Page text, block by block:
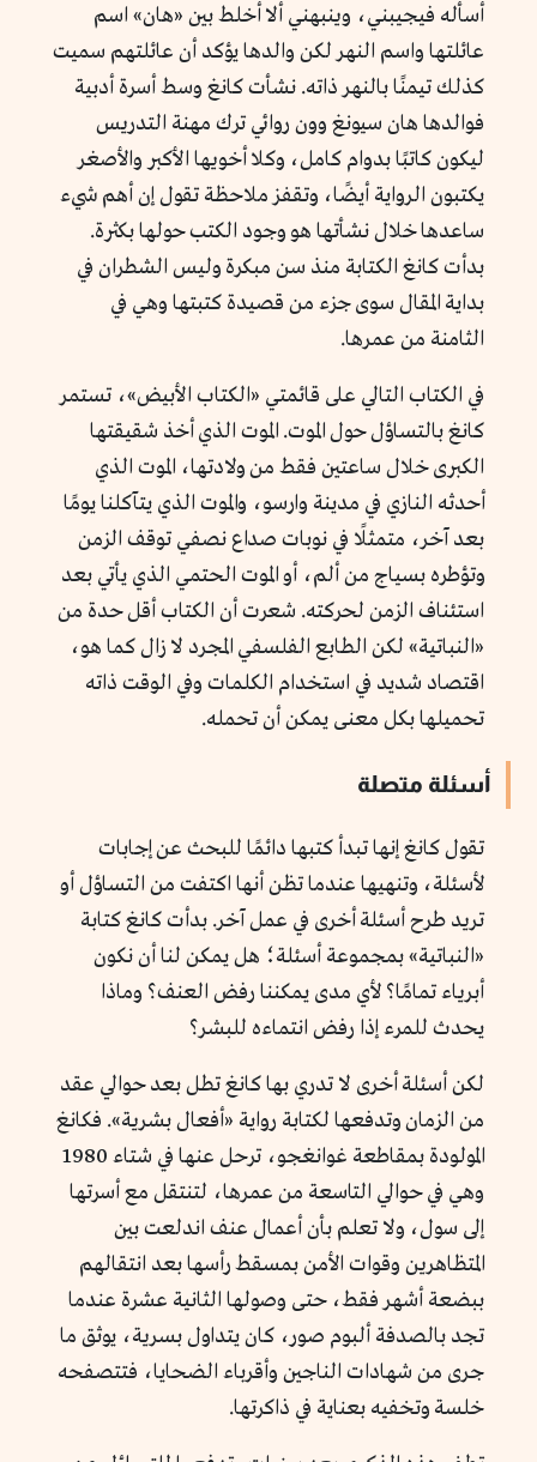
أسأله فيجيبني، وينبهني ألا أخلط بين «هان» اسم
عائلتها واسم النهر لكن والدها يؤكد أن عائلتهم سميت
كذلك تيمنًا بالنهر ذاته. نشأت كانغ وسط أسرة أدبية
فوالدها هان سيونغ وون روائي ترك مهنة التدريس
ليكون كاتبًا بدوام كامل، وكلا أخويها الأكبر والأصغر
يكتبون الرواية أيضًا، وتقفز ملاحظة تقول إن أهم شيء
ساعدها خلال نشأتها هو وجود الكتب حولها بكثرة.
بدأت كانغ الكتابة منذ سن مبكرة وليس الشطران في
بداية المقال سوى جزء من قصيدة كتبتها وهي في
الثامنة من عمرها.
في الكتاب التالي على قائمتي «الكتاب الأبيض»، تستمر
كانغ بالتساؤل حول الموت. الموت الذي أخذ شقيقتها
الكبرى خلال ساعتين فقط من ولادتها، الموت الذي
أحدثه النازي في مدينة وارسو، والموت الذي يتآكلنا يومًا
بعد آخر، متمثلًا في نوبات صداع نصفي توقف الزمن
وتؤطره بسياج من ألم، أو الموت الحتمي الذي يأتي بعد
استئناف الزمن لحركته. شعرت أن الكتاب أقل حدة من
«النباتية» لكن الطابع الفلسفي المجرد لا زال كما هو،
اقتصاد شديد في استخدام الكلمات وفي الوقت ذاته
تحميلها بكل معنى يمكن أن تحمله.
أسئلة متصلة
تقول كانغ إنها تبدأ كتبها دائمًا للبحث عن إجابات
لأسئلة، وتنهيها عندما تظن أنها اكتفت من التساؤل أو
تريد طرح أسئلة أخرى في عمل آخر. بدأت كانغ كتابة
«النباتية» بمجموعة أسئلة؛ هل يمكن لنا أن نكون
أبرياء تمامًا؟ لأي مدى يمكننا رفض العنف؟ وماذا
يحدث للمرء إذا رفض انتماءه للبشر؟
لكن أسئلة أخرى لا تدري بها كانغ تطل بعد حوالي عقد
من الزمان وتدفعها لكتابة رواية «أفعال بشرية». فكانغ
المولودة بمقاطعة غوانغجو، ترحل عنها في شتاء 1980
وهي في حوالي التاسعة من عمرها، لتنتقل مع أسرتها
إلى سول، ولا تعلم بأن أعمال عنف اندلعت بين
المتظاهرين وقوات الأمن بمسقط رأسها بعد انتقالهم
ببضعة أشهر فقط، حتى وصولها الثانية عشرة عندما
تجد بالصدفة ألبوم صور، كان يتداول بسرية، يوثق ما
جرى من شهادات الناجين وأقرباء الضحايا، فتتصفحه
خلسة وتخفيه بعناية في ذاكرتها.